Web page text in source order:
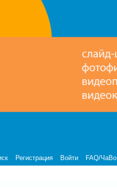
Регистрация Войти FAQ/ЧаВо